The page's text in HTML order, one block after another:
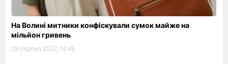
На Волині митники конфіскували сумок майже на
мільйон гривень
29 серпня 2022, 12:45